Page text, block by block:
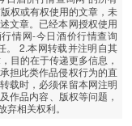
权或有权使用的文章，未
文章。已经本网授权使用
情网-今日酒价行情查询
。 2.本网转载并注明自其
目的在于传递更多信息，
担此类作品侵权行为的直
载时，必须保留本网注明
作品内容、版权等问题，
相关权利。